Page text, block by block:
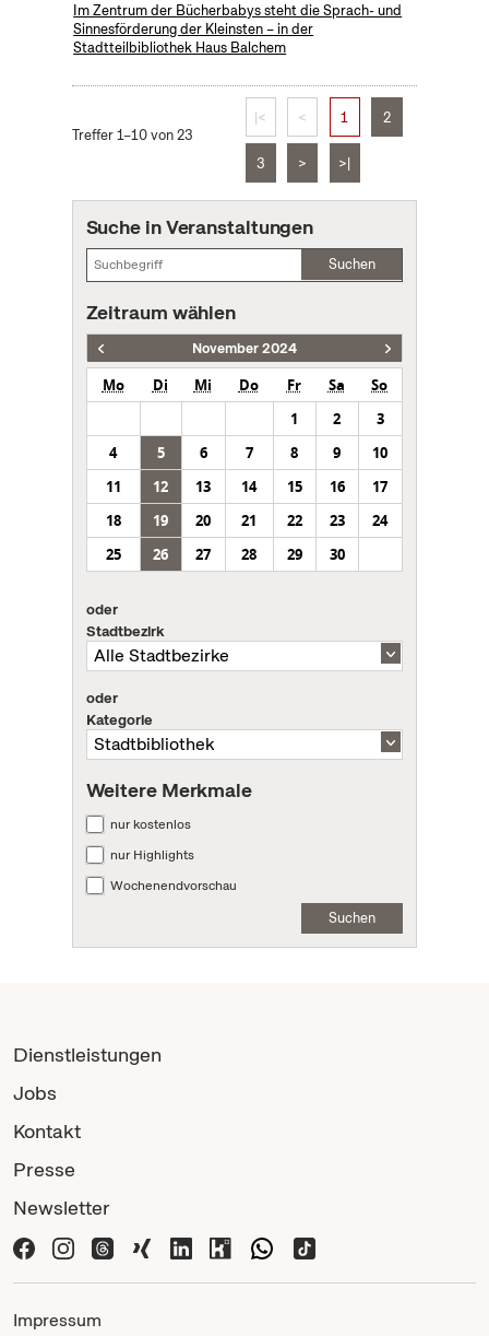
Im Zentrum der Bücherbabys steht die Sprach- und
Sinnesförderung der Kleinsten – in der
Stadtteilbibliothek Haus Balchem
Treffer 1–10 von 23
|< < 1 2
3 > >|
Suche in Veranstaltungen
Suchen
Zeitraum wählen
November 2024
Mo Di Mi Do Fr Sa
So
1
2
3
4
5 6 7 8 9
10
11
12 13 14 15 16
17
18
19 20 21 22 23
24
25
26 27 28 29 30
oder
Stadtbezirk
oder
Kategorie
Weitere Merkmale
nur kostenlos
nur Highlights
Wochenendvorschau
Suchen
Dienstleistungen
Jobs
Kontakt
Presse
Newsletter
Impressum